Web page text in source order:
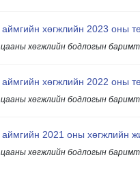
аймгийн хөгжлийн 2023 оны
хөгжлийн бодлогын
аймгийн хөгжлийн 2022 оны
хөгжлийн бодлогын
аймгийн 2021 оны хөгжлийн
хөгжлийн бодлогын